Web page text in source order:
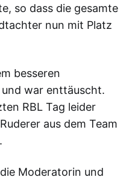
so dass die gesamte
nun mit Platz
besseren
war enttäuscht.
RBL Tag leider
aus dem Team
Moderatorin und